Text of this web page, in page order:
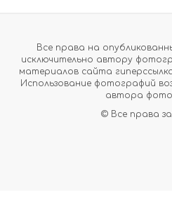
Все права на
исключительно автору
материалов сайта
Использование фотографий
автора
© Все права